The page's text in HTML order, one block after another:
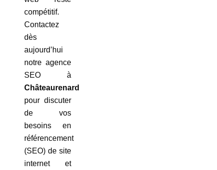
compétitif.
Contactez
dès
aujourd’hui
notre agence
SEO à
Châteaurenard
pour discuter
de vos
besoins en
référencement
(SEO) de site
internet et